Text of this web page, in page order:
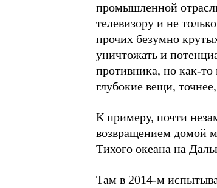
промышленной
телевизору и не
прочих безумно
уничтожать и
противника, но как-
глубокие вещи,
К примеру, почти
возвращением домой
Тихого океана на
Там в 2014-м